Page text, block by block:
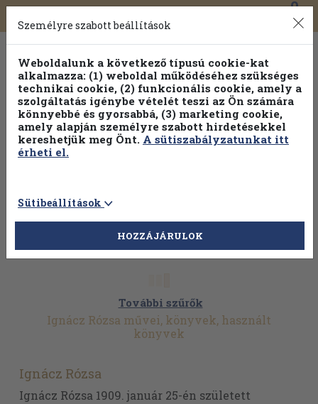
Toggle
navigation
0
További szűrők
Ignácz Rózsa művei, könyvek, használt
könyvek
Ignácz Rózsa
Ignácz Rózsa 1909. január 25-én született
Személyre szabott beállítások
Weboldalunk a következő típusú cookie-kat
alkalmazza: (1) weboldal működéséhez szükséges
technikai cookie, (2) funkcionális cookie, amely a
szolgáltatás igénybe vételét teszi az Ön számára
könnyebbé és gyorsabbá, (3) marketing cookie,
amely alapján személyre szabott hirdetésekkel
kereshetjük meg Önt. A sütiszabályzatunkat itt
érheti el.
Sütibeállítások
HOZZÁJÁRULOK